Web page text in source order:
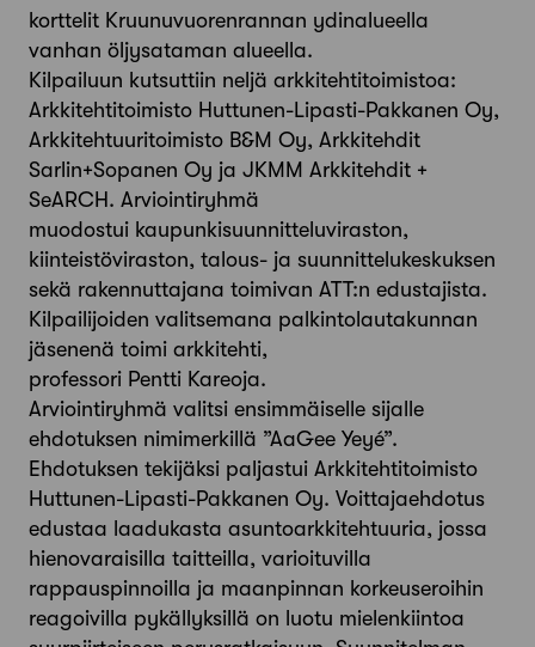
korttelit Kruunuvuorenrannan ydinalueella
vanhan öljysataman alueella.
Kilpailuun kutsuttiin neljä arkkitehtitoimistoa:
Arkkitehtitoimisto Huttunen-Lipasti-Pakkanen Oy,
Arkkitehtuuritoimisto B&M Oy, Arkkitehdit
Sarlin+Sopanen Oy ja JKMM Arkkitehdit +
SeARCH. Arviointiryhmä
muodostui kaupunkisuunnitteluviraston,
kiinteistöviraston, talous- ja suunnittelukeskuksen
sekä rakennuttajana toimivan ATT:n edustajista.
Kilpailijoiden valitsemana palkintolautakunnan
jäsenenä toimi arkkitehti,
professori Pentti Kareoja.
Arviointiryhmä valitsi ensimmäiselle sijalle
ehdotuksen nimimerkillä ”AaGee Yeyé”.
Ehdotuksen tekijäksi paljastui Arkkitehtitoimisto
Huttunen-Lipasti-Pakkanen Oy. Voittajaehdotus
edustaa laadukasta asuntoarkkitehtuuria, jossa
hienovaraisilla taitteilla, varioituvilla
rappauspinnoilla ja maanpinnan korkeuseroihin
reagoivilla pykällyksillä on luotu mielenkiintoa